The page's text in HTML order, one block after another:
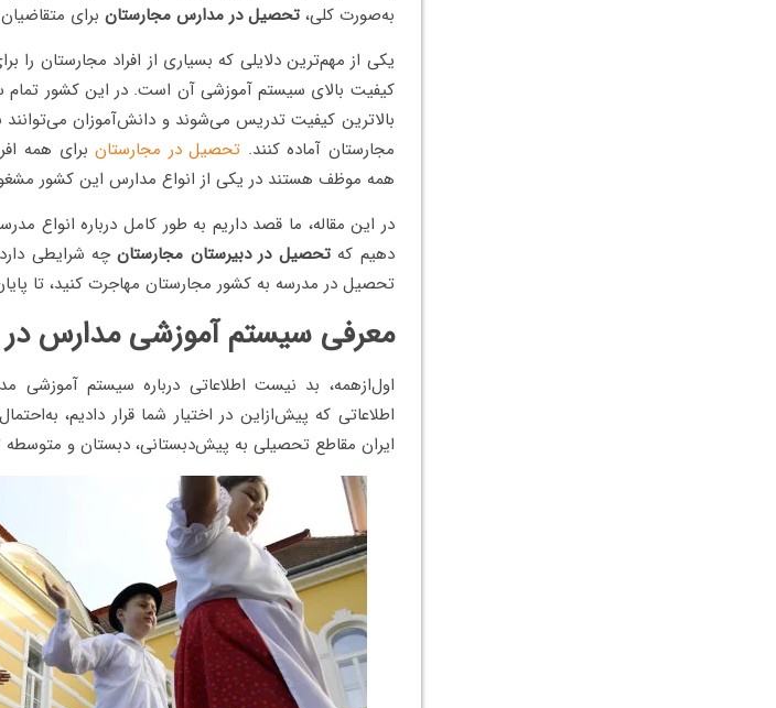
به‌صورت کلی،تحصیل در مدارس مجارستان برای
یکی از مهم‌ترین دلایلی که بسیاری از افراد مجارستان
کیفیت بالای سیستم آموزشی آن است. در این کشور تمام
بالاترین کیفیت تدریس می‌شوند و دانش‌آموزان می‌توانند
مجارستان آماده کنند. تحصیل در مجارستان
همه موظف هستند در یکی از انواع مدارس این کشور
در این مقاله، ما قصد داریم به طور کامل درباره انواع
دهیم کهتحصیل در دبیرستان مجارستانچه شرایطی
تحصیل در مدرسه به کشور مجارستان مهاجرت کنید، تا
معرفی سیستم آموزشی مدارس
اول‌ازهمه، بد نیست اطلاعاتی درباره سیستم
اطلاعاتی که پیش‌ازاین در اختیار شما قرار دادیم،
ایران مقاطع تحصیلی به پیش‌دبستانی، دبستان و